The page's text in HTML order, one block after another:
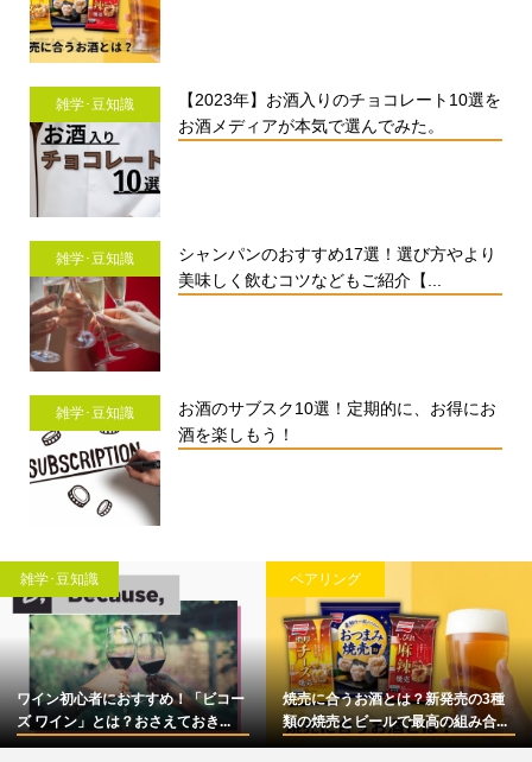
雑学･豆知識
【2023年】お酒入りのチョコレート10選を
お酒メディアが本気で選んでみた。
雑学･豆知識
シャンパンのおすすめ17選！選び方やより
美味しく飲むコツなどもご紹介【...
雑学･豆知識
お酒のサブスク10選！定期的に、お得にお
酒を楽しもう！
雑学･豆知識
ワイン初心者におすすめ！「ビコー
ズ ワイン」とは？おさえておき...
ペアリング
焼売に合うお酒とは？新発売の3種
類の焼売とビールで最高の組み合...